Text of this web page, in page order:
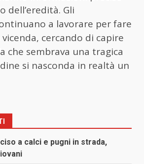
dell’eredità. Gli
a lavorare per fare
cercando di capire
che sembrava una tragica
si nasconda in realtà un
a calci e pugni in strada,